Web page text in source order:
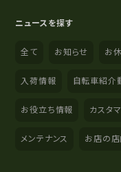
ニュースを探す
全て お知らせ お
入荷情報 自転車紹介
お役立ち情報 カスタ
メンテナンス お店の